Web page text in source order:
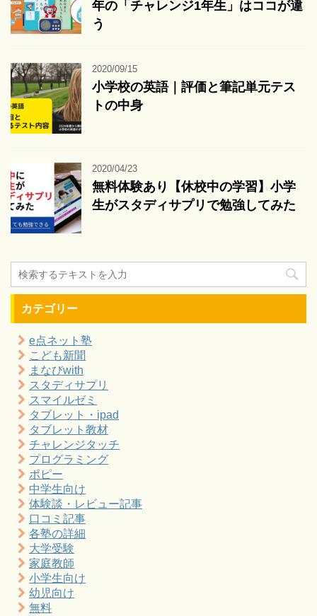
年の「チャレンジ1年生」はココが違
う
2020/09/15
小学校の英語｜評価と筆記単元テス
トの中身
2020/04/23
無料体験あり【休校中の学習】小学
生がスタディサプリで勉強してみた
カテゴリー
e点ネット塾
こども新聞
まなびwith
スタディサプリ
スマイルゼミ
タブレット・ipad
タブレット教材
チャレンジタッチ
プログラミング
ポピー
中学生向け
体験談・レビュー記事
口コミ記事
各塾の詳細
大学受験
家庭教師
小学生向け
幼児向け
無料